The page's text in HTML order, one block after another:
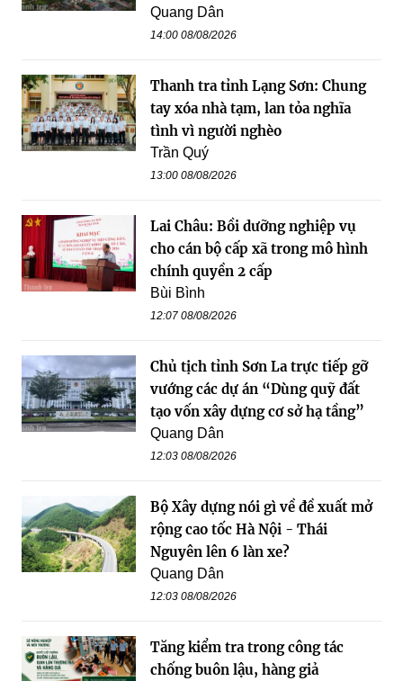
Quang Dân
14:00 08/08/2026
Thanh tra tỉnh Lạng Sơn: Chung
tay xóa nhà tạm, lan tỏa nghĩa
tình vì người nghèo
Trần Quý
13:00 08/08/2026
Lai Châu: Bồi dưỡng nghiệp vụ
cho cán bộ cấp xã trong mô hình
chính quyền 2 cấp
Bùi Bình
12:07 08/08/2026
Chủ tịch tỉnh Sơn La trực tiếp gỡ
vướng các dự án “Dùng quỹ đất
tạo vốn xây dựng cơ sở hạ tầng”
Quang Dân
12:03 08/08/2026
Bộ Xây dựng nói gì về đề xuất mở
rộng cao tốc Hà Nội - Thái
Nguyên lên 6 làn xe?
Quang Dân
12:03 08/08/2026
Tăng kiểm tra trong công tác
chống buôn lậu, hàng giả